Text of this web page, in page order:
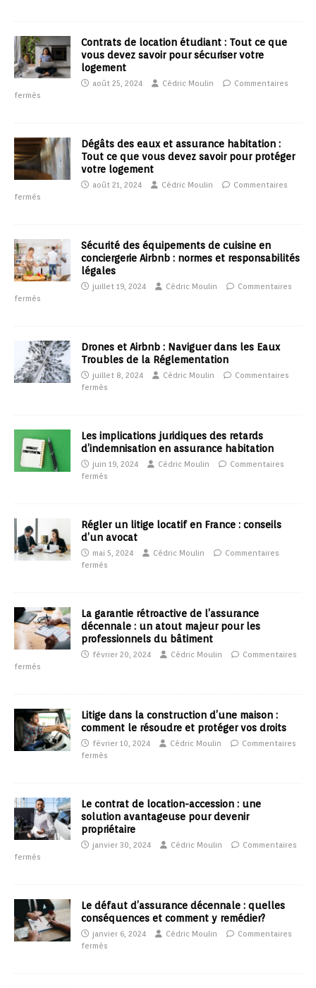
Contrats de location étudiant : Tout ce que
vous devez savoir pour sécuriser votre
logement
août 25, 2024 Cédric Moulin
Commentaires
fermés
Dégâts des eaux et assurance habitation :
Tout ce que vous devez savoir pour protéger
votre logement
août 21, 2024 Cédric Moulin
Commentaires
fermés
Sécurité des équipements de cuisine en
conciergerie Airbnb : normes et responsabilités
légales
juillet 19, 2024 Cédric Moulin
Commentaires
fermés
Drones et Airbnb : Naviguer dans les Eaux
Troubles de la Réglementation
juillet 8, 2024 Cédric Moulin
Commentaires
fermés
Les implications juridiques des retards
d’indemnisation en assurance habitation
juin 19, 2024 Cédric Moulin
Commentaires
fermés
Régler un litige locatif en France : conseils
d’un avocat
mai 5, 2024 Cédric Moulin
Commentaires
fermés
La garantie rétroactive de l’assurance
décennale : un atout majeur pour les
professionnels du bâtiment
février 20, 2024 Cédric Moulin
Commentaires
fermés
Litige dans la construction d’une maison :
comment le résoudre et protéger vos droits
février 10, 2024 Cédric Moulin
Commentaires
fermés
Le contrat de location-accession : une
solution avantageuse pour devenir
propriétaire
janvier 30, 2024 Cédric Moulin
Commentaires
fermés
Le défaut d’assurance décennale : quelles
conséquences et comment y remédier?
janvier 6, 2024 Cédric Moulin
Commentaires
fermés